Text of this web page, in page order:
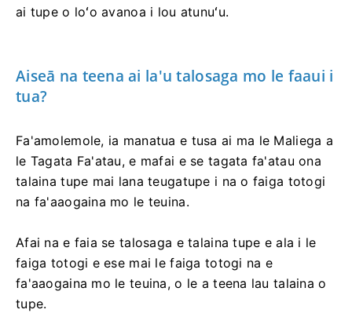
ai tupe o loʻo avanoa i lou atunuʻu.
Aiseā na teena ai la'u talosaga mo le faaui i
tua?
Fa'amolemole, ia manatua e tusa ai ma le Maliega a
le Tagata Fa'atau, e mafai e se tagata fa'atau ona
talaina tupe mai lana teugatupe i na o faiga totogi
na fa'aaogaina mo le teuina.
Afai na e faia se talosaga e talaina tupe e ala i le
faiga totogi e ese mai le faiga totogi na e
fa'aaogaina mo le teuina, o le a teena lau talaina o
tupe.